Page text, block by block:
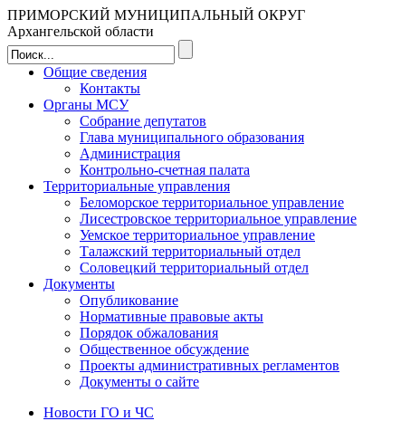
ПРИМОРСКИЙ МУНИЦИПАЛЬНЫЙ ОКРУГ
Архангельской области
Общие сведения
Контакты
Органы МСУ
Собрание депутатов
Глава муниципального образования
Администрация
Контрольно-счетная палата
Территориальные управления
Беломорское территориальное управление
Лисестровское территориальное управление
Уемское территориальное управление
Талажский территориальный отдел
Соловецкий территориальный отдел
Документы
Опубликование
Нормативные правовые акты
Порядок обжалования
Общественное обсуждение
Проекты административных регламентов
Документы о сайте
Новости ГО и ЧС